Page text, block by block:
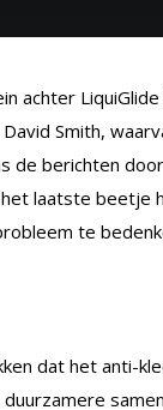
achter
Smith,
de berichten
laatste beetje
te
dat het anti-